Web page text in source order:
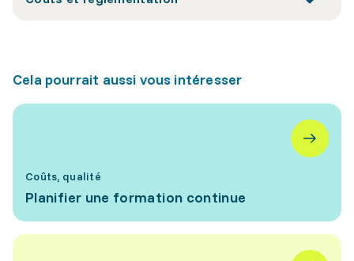
Cela pourrait aussi vous intéresser
Coûts, qualité
Planifier une formation continue